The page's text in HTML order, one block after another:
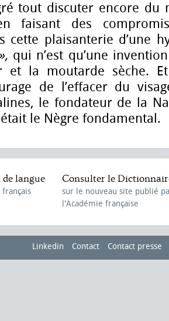
tout discuter encore du
en faisant des
cette plaisanterie d’une
qui n’est qu’une
et la moutarde sèche.
de l’effacer du
le fondateur de la
le Nègre fondamental.
de langue Consulter le
sur le nouveau site publié
l'Académie française
Linkedin Contact Contact presse